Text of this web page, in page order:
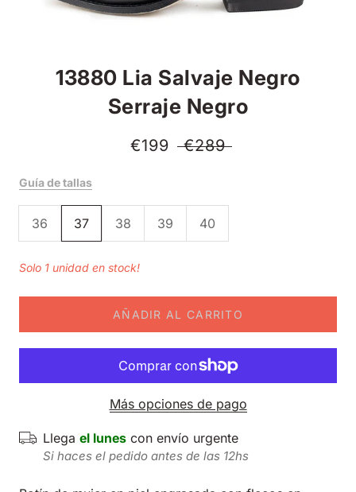
13880 Lia Salvaje Negro
Serraje Negro
€199 €289
Guía de tallas
36 37 38 39 40
Solo 1 unidad en stock!
AÑADIR AL CARRITO
Más opciones de pago
Llega el lunes con envío urgente
Si haces el pedido antes de las 12hs